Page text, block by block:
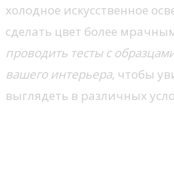
холодное искусственное
сделать цвет более
проводить тесты с
вашего интерьера, чтобы
выглядеть в различных